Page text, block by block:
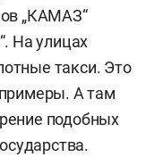
„КАМАЗ“
На улицах
такси. Это
А там
подобных